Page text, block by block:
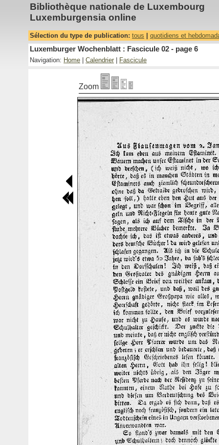
Bibliothèque nationale de Luxembourg
Luxemburgensia online
Sélection du type de publication: tous quotidiens et
Luxemburger Wochenblatt : Fascicule 02 - page 6
Navigation: Home Calendrier Fascicule
Zoom